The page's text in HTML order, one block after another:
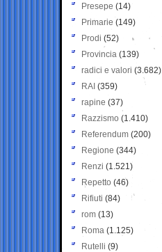
Presepe (14)
Primarie (149)
Prodi (52)
Provincia (139)
radici e valori (3.682)
RAI (359)
rapine (37)
Razzismo (1.410)
Referendum (200)
Regione (344)
Renzi (1.521)
Repetto (46)
Rifiuti (84)
rom (13)
Roma (1.125)
Rutelli (9)